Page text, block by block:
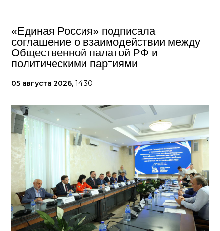
«Единая Россия» подписала
соглашение о взаимодействии между
Общественной палатой РФ и
политическими партиями
05 августа 2026, 14:30